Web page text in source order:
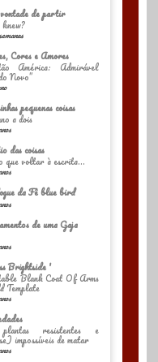
de partir
Cores e Amores
América: Admirável
Novo”
pequenas coisas
a dois
das coisas
que voltar à escrita...
da Fê blue bird
de uma Gaja
Brightside '
Blank Coat Of Arms
Template
resistentes e
impossíveis de matar